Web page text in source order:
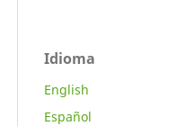
Idioma
English
Español